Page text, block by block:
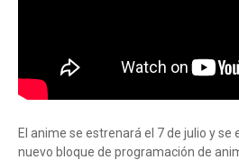
El anime se estrenará el 7 de julio y se
nuevo bloque de programación de